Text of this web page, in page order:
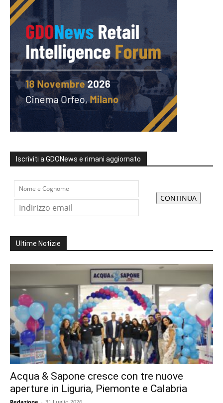
Iscriviti a GDONews e rimani aggiornato
Ultime Notizie
Acqua & Sapone cresce con tre nuove
aperture in Liguria, Piemonte e Calabria